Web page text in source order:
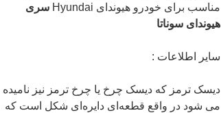
مناسب برای خودرو هیوندای Hyundai
سری
هیوندای سوناتا
سایر اطلاعات :
دیسک ترمز که دیسک چرخ یا چرخ ترمز نیز نامیده
می شود در واقع قطعه‌ای دایره‌ای شکل است که